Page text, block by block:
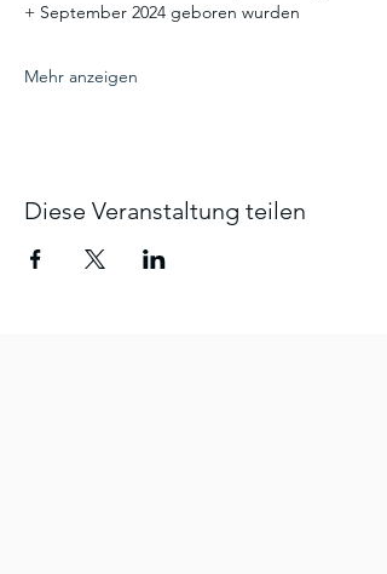
+ September 2024 geboren wurden
Mehr anzeigen
Diese Veranstaltung teilen